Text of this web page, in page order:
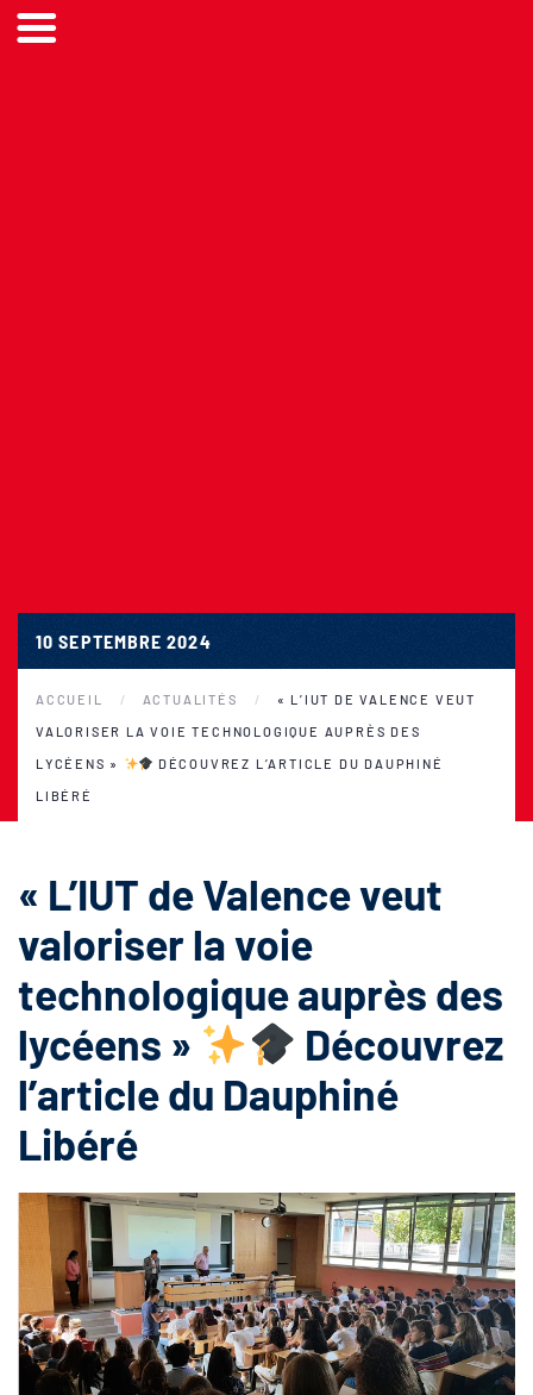
10 SEPTEMBRE 2024
ACCUEIL ACTUALITÉS « L’IUT DE VALENCE VEUT
VALORISER LA VOIE TECHNOLOGIQUE AUPRÈS DES
LYCÉENS » DÉCOUVREZ L’ARTICLE DU DAUPHINÉ
LIBÉRÉ
« L’IUT de Valence veut
valoriser la voie
technologique auprès des
lycéens »
Découvrez
l’article du Dauphiné
Libéré